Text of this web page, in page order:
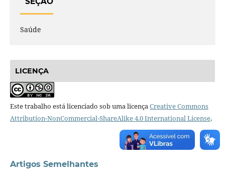
Saúde
LICENÇA
Este trabalho está licenciado sob uma licençaCreative Commons
Attribution-NonCommercial-ShareAlike 4.0 International License.
Artigos Semelhantes